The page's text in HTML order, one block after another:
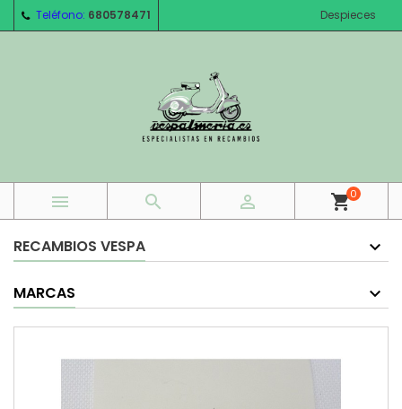
Teléfono: 680578471 Despieces
   shopping_cart0
RECAMBIOS VESPA
MARCAS